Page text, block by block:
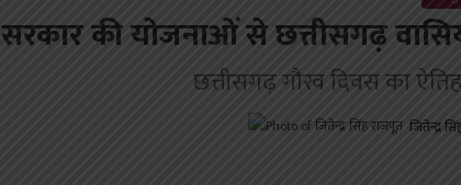
सरकार की योजनाओं से छत्तीसगढ़
छत्तीसगढ़ गौरव दिवस का
जितेन्द्र